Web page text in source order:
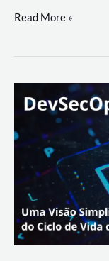
workflows
teste
palyer
Lance
Rural
Read More »